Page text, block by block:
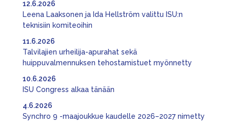
Leena Laaksonen ja Ida Hellström valittu ISU:n
teknisiin komiteoihin
12.6.2026
Talvilajien urheilija-apurahat sekä
huippuvalmennuksen tehostamistuet myönnetty
11.6.2026
ISU Congress alkaa tänään
10.6.2026
Synchro 9 -maajoukkue kaudelle 2026–2027 nimetty
4.6.2026